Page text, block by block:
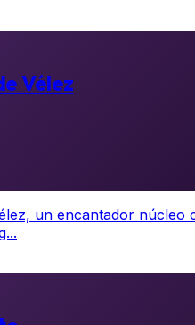
Vélez
un encantador núcleo